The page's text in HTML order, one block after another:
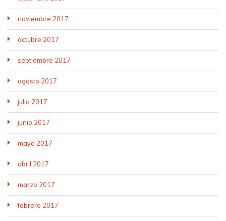
noviembre 2017
octubre 2017
septiembre 2017
agosto 2017
julio 2017
junio 2017
mayo 2017
abril 2017
marzo 2017
febrero 2017